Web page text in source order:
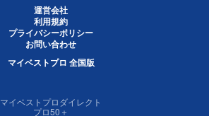
運営会社
利用規約
プライバシーポリシー
お問い合わせ
マイベストプロ 全国版
マイベストプロダイレクト
プロ50＋